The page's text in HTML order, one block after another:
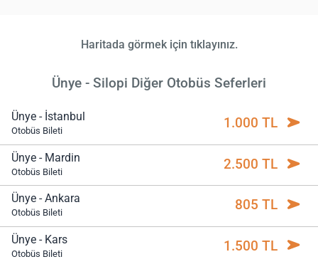
Haritada görmek için tıklayınız.
Ünye - Silopi Diğer Otobüs Seferleri
Ünye - İstanbul
Otobüs Bileti 1.000 TL
Ünye - Mardin
Otobüs Bileti 2.500 TL
Ünye - Ankara
Otobüs Bileti 805 TL
Ünye - Kars
Otobüs Bileti 1.500 TL